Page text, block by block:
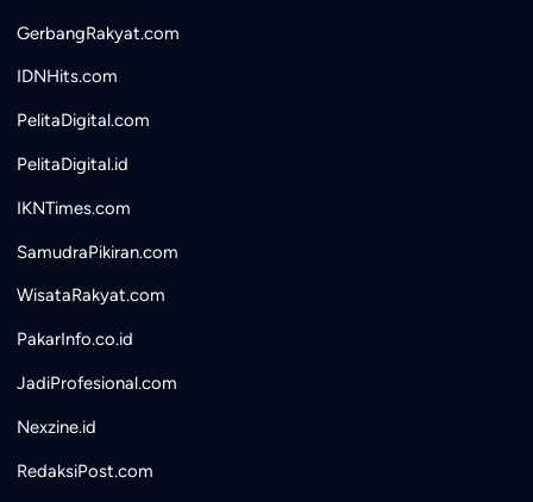
GerbangRakyat.com
IDNHits.com
PelitaDigital.com
PelitaDigital.id
IKNTimes.com
SamudraPikiran.com
WisataRakyat.com
PakarInfo.co.id
JadiProfesional.com
Nexzine.id
RedaksiPost.com